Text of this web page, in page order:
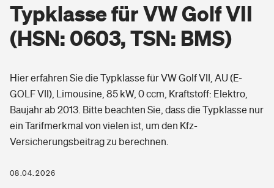
Berufsunfähigkeitsversicherung
Erwerbsunfähigkeitsversicherung
Grundfähigkeitsversicherung
Arbeitsrechtsschutz
Berufshaftpflichtversicherung
Zur Übersicht
Wohnen
Freizeit
Pri­vate Haft­pflicht­
Gesundheit
Private Krankenversicherung
Typklasse für VW Golf VII
(HSN: 0603, TSN: BMS)
Hier erfahren Sie die Typklasse für VW Golf VII, AU (E-
GOLF VII), Limousine, 85 kW, 0 ccm, Kraftstoff: Elektro,
Baujahr ab 2013. Bitte beachten Sie, dass die Typklasse nur
ein Tarifmerkmal von vielen ist, um den Kfz-
Versicherungsbeitrag zu berechnen.
08.04.2026